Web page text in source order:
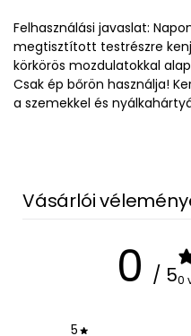
Felhasználási javaslat:
megtisztított testrészre
körkörös mozdulatokkal
Csak ép bőrön használja!
a szemekkel és
Vásárlói
0 / 50
5